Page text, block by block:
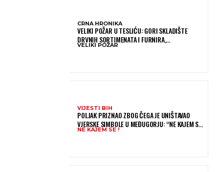
CRNA HRONIKA
VELIKI POŽAR U TESLIĆU: GORI SKLADIŠTE
DRVNIH SORTIMENATA I FURNIRA,
VATROGASCIMA STIŽE POMOĆ IZ VIŠE GRADOVA
VELIKI POŽAR
VIJESTI BIH
POLJAK PRIZNAO ZBOG ČEGA JE UNIŠTAVAO
VJERSKE SIMBOLE U MEĐUGORJU: “NE KAJEM SE I
PONOVIO BIH SVE”
NE KAJEM SE !